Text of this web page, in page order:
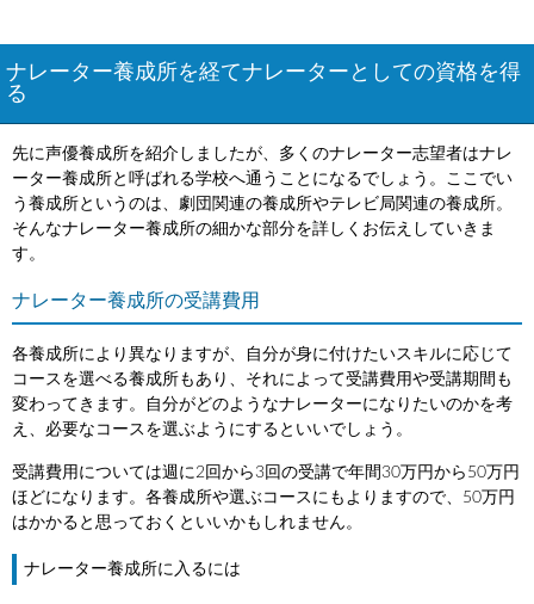
ナレーター養成所を経てナレーターとしての資格を得
る
先に声優養成所を紹介しましたが、多くのナレーター志望者はナレ
ーター養成所と呼ばれる学校へ通うことになるでしょう。ここでい
う養成所というのは、劇団関連の養成所やテレビ局関連の養成所。
そんなナレーター養成所の細かな部分を詳しくお伝えしていきま
す。
ナレーター養成所の受講費用
各養成所により異なりますが、自分が身に付けたいスキルに応じて
コースを選べる養成所もあり、それによって受講費用や受講期間も
変わってきます。自分がどのようなナレーターになりたいのかを考
え、必要なコースを選ぶようにするといいでしょう。
受講費用については週に2回から3回の受講で年間30万円から50万円
ほどになります。各養成所や選ぶコースにもよりますので、50万円
はかかると思っておくといいかもしれません。
ナレーター養成所に入るには